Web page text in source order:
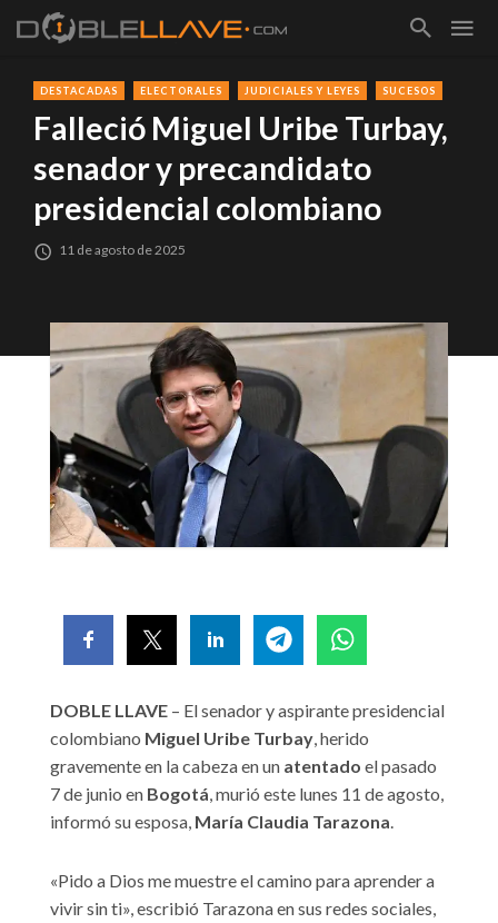
DESTACADAS ELECTORALES JUDICIALES Y LEYES SUCESOS
Falleció Miguel Uribe Turbay,
senador y precandidato
presidencial colombiano
11 de agosto de 2025
DOBLE LLAVE – El senador y aspirante presidencial
colombiano Miguel Uribe Turbay , herido
gravemente en la cabeza en un atentado el pasado
7 de junio en Bogotá , murió este lunes 11 de agosto,
informó su esposa, María Claudia Tarazona
«Pido a Dios me muestre el camino para aprender a
vivir sin ti», escribió Tarazona en sus redes sociales,